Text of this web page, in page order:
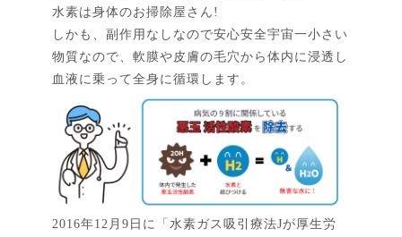
水素は身体のお掃除屋さん!
しかも、副作用なしなので安心安全宇宙一小さい
物質なので、軟膜や皮膚の毛穴から体内に浸透し
血液に乗って全身に循環します。
2016年12月9日に「水素ガス吸引療法Jが厚生労